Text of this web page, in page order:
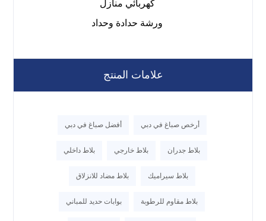
كهربائي منازل
ورشة حدادة وحداد
علامات المنتج
أرخص صباغ في دبي أفضل صباغ في دبي
بلاط جدران بلاط خارجي بلاط داخلي
بلاط سيراميك بلاط مضاد للانزلاق
بلاط مقاوم للرطوبة بوابات حديد للمباني